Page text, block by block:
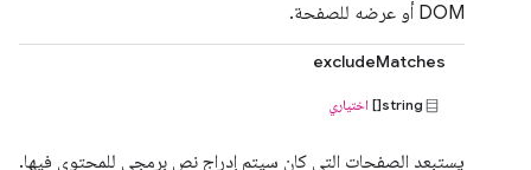
DOM أو عرضه للصفحة.
excludeMatches
string[] اختياري
يستبعد الصفحات التي كان سيتم إدراج نص برمجي للمحتوى فيها.